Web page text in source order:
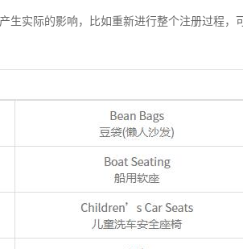
生实际的影响，比如重新进行整个注册过程，可